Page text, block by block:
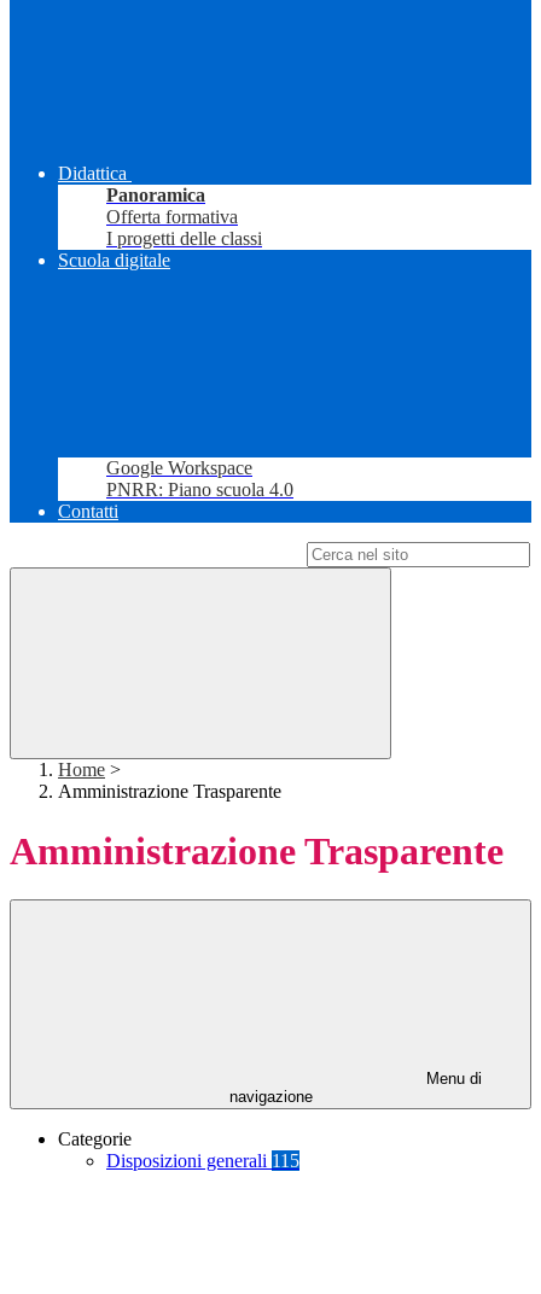
Didattica
Panoramica
Offerta formativa
I progetti delle classi
Scuola digitale
Google Workspace
PNRR: Piano scuola 4.0
Contatti
Home >
Amministrazione Trasparente
Amministrazione Trasparente
Menu di
navigazione
Categorie
Disposizioni generali 115